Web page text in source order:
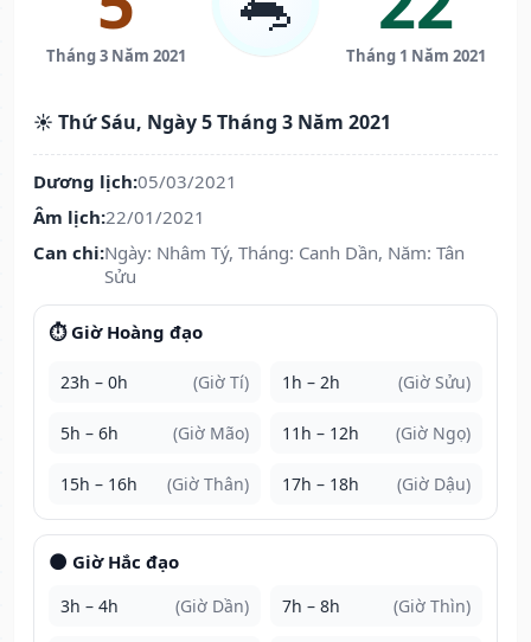
Tháng 3 Năm 2021 Tháng 1 Năm 2021
☀️ Thứ Sáu, Ngày 5 Tháng 3 Năm 2021
Dương lịch:05/03/2021
Âm lịch:22/01/2021
Can chi:Ngày: Nhâm Tý, Tháng: Canh Dần, Năm: Tân
Sửu
⏱️ Giờ Hoàng đạo
23h – 0h (Giờ Tí) 1h – 2h (Giờ Sửu)
5h – 6h (Giờ Mão) 11h – 12h (Giờ Ngọ)
15h – 16h (Giờ Thân) 17h – 18h (Giờ Dậu)
🌑 Giờ Hắc đạo
3h – 4h (Giờ Dần) 7h – 8h (Giờ Thìn)